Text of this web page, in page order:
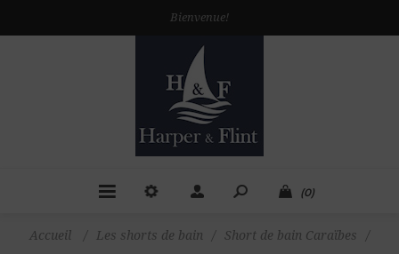
Bienvenue!
(0)
Accueil / Les shorts de bain / Short de bain Caraïbes
/